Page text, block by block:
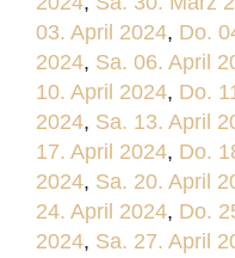
03. April 2024, Do.
2024, Sa. 06. April
10. April 2024, Do.
2024, Sa. 13. April
17. April 2024, Do.
2024, Sa. 20. April
24. April 2024, Do.
2024, Sa. 27. April